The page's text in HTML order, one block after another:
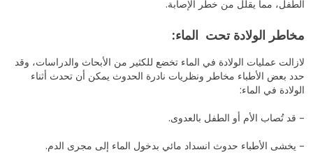
الطفل، مما يقلل من خطر الإصابة.
مخاطر الولادة تحت الماء:
لازالت عمليات الولادة في الماء تخضع للكثير من الأبحاث والدراسات، وقد
حدد بعض الأطباء مخاطر ونظريات نادرة الحدوث يمكن أن تحدث أثناء
الولادة في الماء:
– قد تُصاب الأم أو الطفل بالعدوى.
– يخشى الأطباء حدوث انسداد مائي بدخول الماء إلى مجرى الدم.